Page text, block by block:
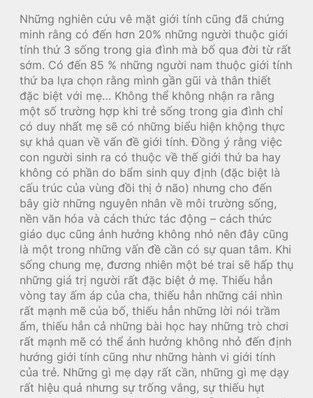
Những nghiên cứu vê mặt giới tính cũng đã chứng
minh rằng có đến hơn 20% những người thuộc giới
tính thứ 3 sống trong gia đình mà bố qua đời từ rất
sớm. Có đến 85 % những người nam thuộc giới tính
thứ ba lựa chọn rằng mình gần gũi và thân thiết
đặc biệt với mẹ… Không thể không nhận ra rằng
một số trường hợp khi trẻ sống trong gia đình chỉ
có duy nhất mẹ sẽ có những biểu hiện khộng thực
sự khả quan về vấn đề giới tính. Đồng ý rằng việc
con người sinh ra có thuộc về thế giới thứ ba hay
không có phần do bẩm sinh quy định (đặc biệt là
cấu trúc của vùng đồi thị ở não) nhưng cho đến
bây giờ những nguyên nhân về môi trường sống,
nền văn hóa và cách thức tác động – cách thức
giáo dục cũng ảnh hưởng không nhỏ nên đây cũng
là một trong những vấn đề cần có sự quan tâm. Khi
sống chung mẹ, đương nhiên một bé trai sẽ hấp thụ
những giá trị người rất đặc biệt ở mẹ. Thiếu hẳn
vòng tay ấm áp của cha, thiếu hẳn những cái nhìn
rất mạnh mẽ của bố, thiếu hẳn những lời nói trầm
ấm, thiếu hẳn cả những bài học hay những trò chơi
rất mạnh mẽ có thể ảnh hưởng không nhỏ đến định
hướng giới tính cũng như những hành vi giới tính
của trẻ. Những gì mẹ dạy rất cần, những gì mẹ dạy
rất hiệu quả nhưng sự trống vắng, sự thiếu hụt